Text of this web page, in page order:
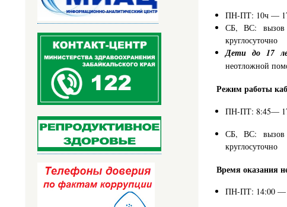
ПН-ПТ: 10ч —
СБ, ВС: вызов
круглосуточно
Дети до 17
неотложной
Режим работы
ПН-ПТ: 8:45—
СБ, ВС: вызов
круглосуточно
Время оказания
ПН-ПТ: 14:00 —